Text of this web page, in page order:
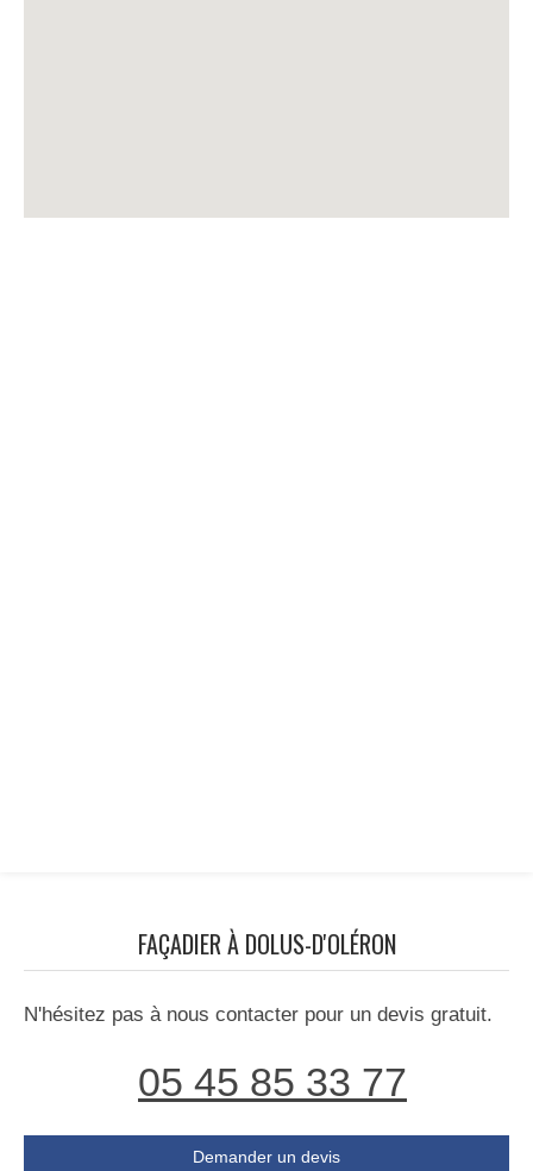
FAÇADIER À DOLUS-D'OLÉRON
N'hésitez pas à nous contacter pour un devis gratuit.
05 45 85 33 77
Demander un devis